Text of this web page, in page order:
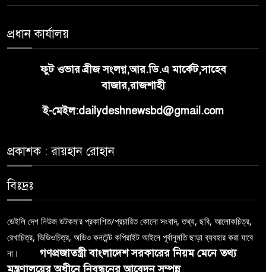
প্রধান কার্যালয়
ফুট ওভার ব্রীজ সংলগ্ন,আর.ডি.এ মার্কেট,সাহেব
বাজার,রাজশাহী
ই-মেইল:dailydeshnewsbd@gmail.com
প্রকাশক : রায়হান রোহান
বিঃদ্রঃ
ডেইলি দেশ নিউজ ডটকম’র প্রকাশিত/প্রচারিত কোনো সংবাদ, তথ্য, ছবি, আলোকচিত্র,
রেখাচিত্র, ভিডিওচিত্র, অডিও কনটেন্ট কপিরাইট আইনে পূর্বানুমতি ছাড়া ব্যবহার করা যাবে
না।
গণপ্রজাতন্ত্রী বাংলাদেশ সরকারের নিয়ম মেনে তথ্য
মন্ত্রণালয়ের অধীনে নিবন্ধনের আবেদন সম্পন্ন